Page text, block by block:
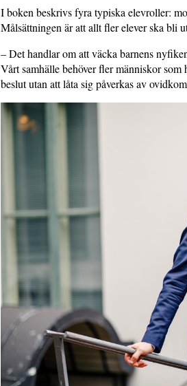
I boken beskrivs fyra typiska elevroller:
Målsättningen är att allt fler elever ska bli
– Det handlar om att väcka barnens
Vårt samhälle behöver fler människor
beslut utan att låta sig påverkas av